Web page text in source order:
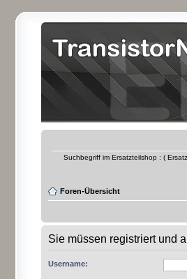
Suchbegriff im Ersatzteilshop : (
Foren-Übersicht
Sie müssen registriert und
Username: